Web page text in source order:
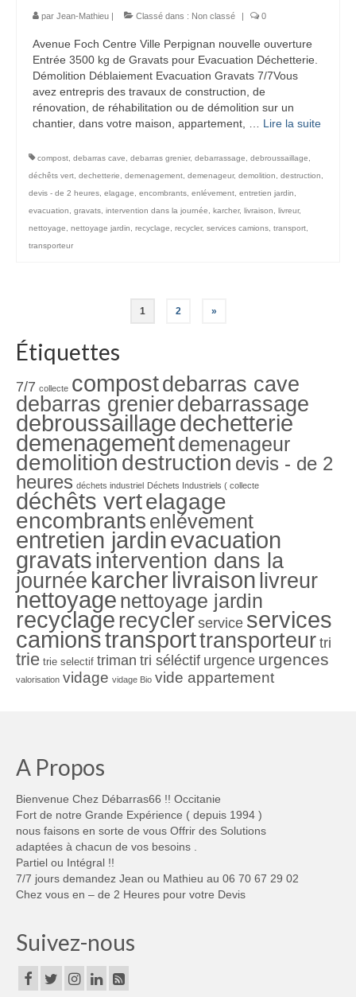
par Jean-Mathieu | Classé dans : Non classé | 0
Avenue Foch Centre Ville Perpignan nouvelle ouverture
Entrée 3500 kg de Gravats pour Evacuation Déchetterie.
Démolition Déblaiement Evacuation Gravats 7/7Vous
avez entrepris des travaux de construction, de
rénovation, de réhabilitation ou de démolition sur un
chantier, dans votre maison, appartement, … Lire la suite­­
compost debarras cave debarras grenier, debarrassage debroussaillage
déchêts vert dechetterie demenagement demenageur, demolition destruction
devis - de 2 heures elagage encombrants enlévement entretien jardin
evacuation
gravats intervention dans la journée karcher, livraison livreur,
nettoyage
nettoyage jardin recyclage recycler, services camions transport
transporteur
Navigation
des
articles
1 2 »
Étiquettes
7/7 collecte compostdebarras cave
debarras grenierdebarrassage
debroussaillagedechetterie
demenagementdemenageur
demolition destruction devis - de 2
heures déchets industriel Déchets Industriels ( collecte
déchêts vertelagage
encombrants enlévement
entretien jardinevacuation
gravatsintervention dans la
journée karcherlivraisonlivreur
nettoyage nettoyage jardin
recyclagerecycler service services
camionstransporttransporteur tri
trie trie selectif triman tri séléctif urgence urgences
valorisation vidage vidage Bio vide appartement
A Propos
Bienvenue Chez Débarras66 !! Occitanie
Fort de notre Grande Expérience ( depuis 1994 )
nous faisons en sorte de vous Offrir des Solutions
adaptées à chacun de vos besoins .
Partiel ou Intégral !!
7/7 jours demandez Jean ou Mathieu au 06 70 67 29 02
Chez vous en – de 2 Heures pour votre Devis
Suivez-nous